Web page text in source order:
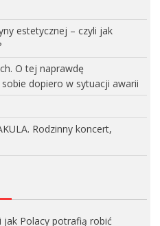
estetycznej – czyli jak
O tej naprawdę
dopiero w sytuacji awarii
Rodzinny koncert,
jak Polacy potrafią robić